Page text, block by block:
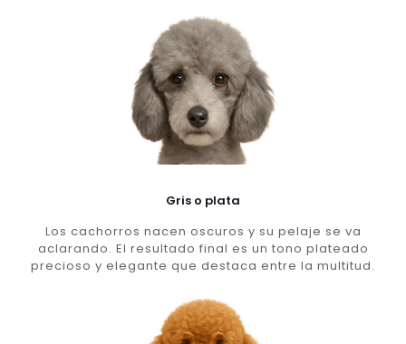
Gris o plata
Los cachorros nacen oscuros y su pelaje se va
aclarando. El resultado final es un tono plateado
precioso y elegante que destaca entre la multitud.